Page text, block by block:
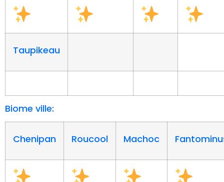
Taupikeau
Biome ville:
Chenipan Roucool Machoc